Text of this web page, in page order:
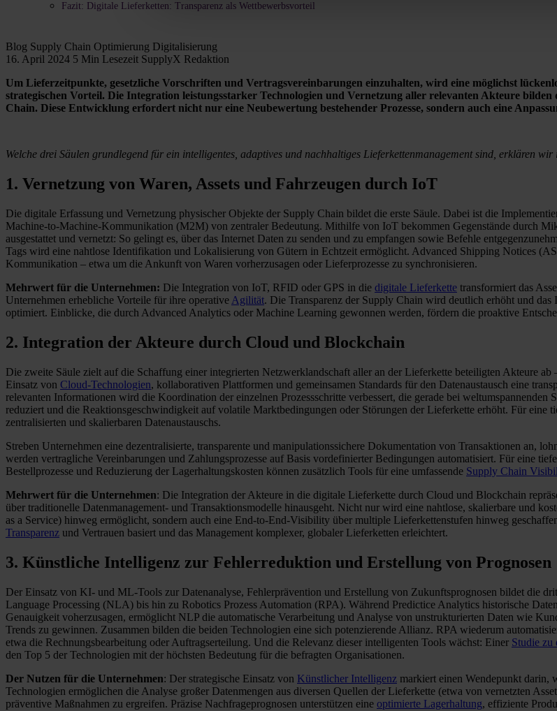
Fazit: Digitale Lieferketten: Transparenz als Wettbewerbsvorteil
Blog Supply Chain Optimierung Digitalisierung
16. April 2024 5 Min Lesezeit SupplyX Redaktion
Um Lieferzeitpunkte, gesetzliche Vorschriften und Vertragsvereinbarungen einzuhalten, wird eine möglichst
strategischen Vorteil. Die Integration leistungsstarker Technologien und Vernetzung aller relevanten Akteure
Chain. Diese Entwicklung erfordert nicht nur eine Neubewertung bestehender Prozesse, sondern auch eine
Welche drei Säulen grundlegend für ein intelligentes, adaptives und nachhaltiges Lieferkettenmanagement sind, erklären
1. Vernetzung von Waren, Assets und Fahrzeugen durch IoT
Die digitale Erfassung und Vernetzung physischer Objekte der Supply Chain bildet die erste Säule. Dabei ist die
Machine-to-Machine-Kommunikation (M2M) von zentraler Bedeutung. Mithilfe von IoT bekommen Gegenstände durch
ausgestattet und vernetzt: So gelingt es, über das Internet Daten zu senden und zu empfangen sowie Befehle
Tags wird eine nahtlose Identifikation und Lokalisierung von Gütern in Echtzeit ermöglicht. Advanced Shipping Notices
Kommunikation – etwa um die Ankunft von Waren vorherzusagen oder Lieferprozesse zu synchronisieren.
Mehrwert für die Unternehmen: Die Integration von IoT, RFID oder GPS in die digitale Lieferkette transformiert das
Unternehmen erhebliche Vorteile für ihre operative Agilität. Die Transparenz der Supply Chain wird deutlich erhöht und
optimiert. Einblicke, die durch Advanced Analytics oder Machine Learning gewonnen werden, fördern die proaktive
2. Integration der Akteure durch Cloud und Blockchain
Die zweite Säule zielt auf die Schaffung einer integrierten Netzwerklandschaft aller an der Lieferkette beteiligten Akteure
Einsatz von Cloud-Technologien, kollaborativen Plattformen und gemeinsamen Standards für den Datenaustausch eine
relevanten Informationen wird die Koordination der einzelnen Prozessschritte verbessert, die gerade bei
reduziert und die Reaktionsgeschwindigkeit auf volatile Marktbedingungen oder Störungen der Lieferkette erhöht. Für
zentralisierten und skalierbaren Datenaustauschs.
Streben Unternehmen eine dezentralisierte, transparente und manipulationssichere Dokumentation von Transaktionen an,
werden vertragliche Vereinbarungen und Zahlungsprozesse auf Basis vordefinierter Bedingungen automatisiert. Für eine
Bestellprozesse und Reduzierung der Lagerhaltungskosten können zusätzlich Tools für eine umfassende Supply Chain
Mehrwert für die Unternehmen: Die Integration der Akteure in die digitale Lieferkette durch Cloud und Blockchain
über traditionelle Datenmanagement- und Transaktionsmodelle hinausgeht. Nicht nur wird eine nahtlose, skalierbare und
as a Service) hinweg ermöglicht, sondern auch eine End-to-End-Visibility über multiple Lieferkettenstufen hinweg
Transparenz und Vertrauen basiert und das Management komplexer, globaler Lieferketten erleichtert.
3. Künstliche Intelligenz zur Fehlerreduktion und Erstellung von Prognosen
Der Einsatz von KI- und ML-Tools zur Datenanalyse, Fehlerprävention und Erstellung von Zukunftsprognosen bildet die
Language Processing (NLA) bis hin zu Robotics Prozess Automation (RPA). Während Predictice Analytics historische
Genauigkeit voherzusagen, ermöglicht NLP die automatische Verarbeitung und Analyse von unstrukturierten Daten wie
Trends zu gewinnen. Zusammen bilden die beiden Technologien eine sich potenzierende Allianz. RPA wiederum
etwa die Rechnungsbearbeitung oder Auftragserteilung. Und die Relevanz dieser intelligenten Tools wächst: Einer Studie zu
den Top 5 der Technologien mit der höchsten Bedeutung für die befragten Organisationen.
Der Nutzen für die Unternehmen: Der strategische Einsatz von Künstlicher Intelligenz markiert einen Wendepunkt
Technologien ermöglichen die Analyse großer Datenmengen aus diversen Quellen der Lieferkette (etwa von vernetzten
präventive Maßnahmen zu ergreifen. Präzise Nachfrageprognosen unterstützen eine optimierte Lagerhaltung, effiziente